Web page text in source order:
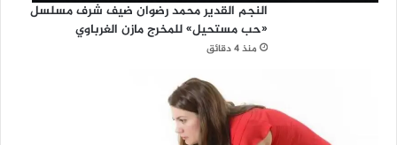
النجم القدير محمد رضوان ضيف شرف مسلسل
«حب مستحيل» للمخرج مازن الغرباوي
منذ 4 دقائق